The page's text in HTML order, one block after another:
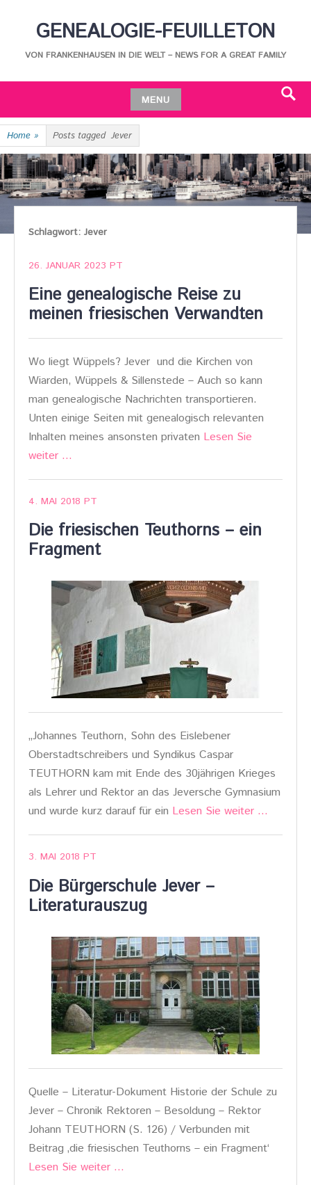
GENEALOGIE-FEUILLETON
VON FRANKENHAUSEN IN DIE WELT – NEWS FOR A GREAT FAMILY
MENU
Skip
to
content
Home » Posts tagged Jever
Schlagwort: Jever
26. JANUAR 2023 PT
Eine genealogische Reise zu
meinen friesischen Verwandten
Wo liegt Wüppels? Jever und die Kirchen von
Wiarden, Wüppels & Sillenstede – Auch so kann
man genealogische Nachrichten transportieren.
Unten einige Seiten mit genealogisch relevanten
Inhalten meines ansonsten privaten Lesen Sie
weiter …
4. MAI 2018 PT
Die friesischen Teuthorns – ein
Fragment
„Johannes Teuthorn, Sohn des Eislebener
Oberstadtschreibers und Syndikus Caspar
TEUTHORN kam mit Ende des 30jährigen Krieges
als Lehrer und Rektor an das Jeversche Gymnasium
und wurde kurz darauf für ein Lesen Sie weiter …
3. MAI 2018 PT
Die Bürgerschule Jever –
Literaturauszug
Quelle – Literatur-Dokument Historie der Schule zu
Jever – Chronik Rektoren – Besoldung – Rektor
Johann TEUTHORN (S. 126) / Verbunden mit
Beitrag ‚die friesischen Teuthorns – ein Fragment‘
Lesen Sie weiter …